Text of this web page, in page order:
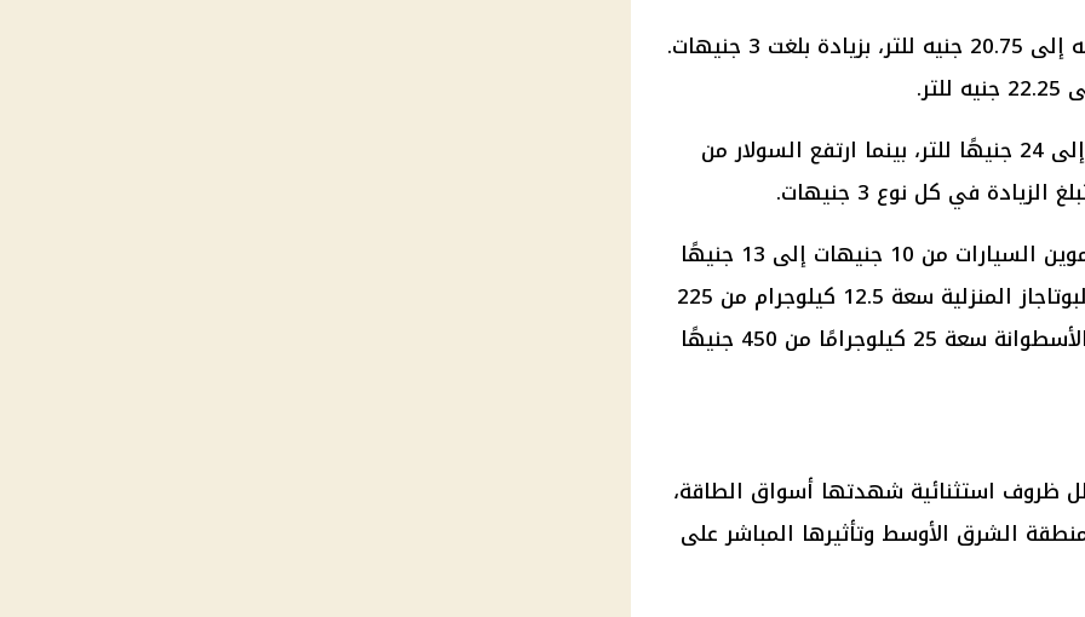
من 17.75 جنيه إلى 20.75 جنيه للتر، بزيادة بلغت 3 جنيهات.
من 21 جنيهًا إلى 24 جنيهًا للتر، بينما ارتفع السولار من
السيارات
من 10 جنيهات إلى 13 جنيهًا
للمتر المكعب. وارتفعت أسطوانة البوتاجاز المنزلية سعة 12.5 كيلوجرام من 225
جنيهًا إلى 275 جنيهًا، بينما زادت الأسطوانة سعة 25 كيلوجرامًا من 450 جنيهًا
ظروف استثنائية شهدتها أسواق الطاقة،
الشرق الأوسط وتأثيرها المباشر على